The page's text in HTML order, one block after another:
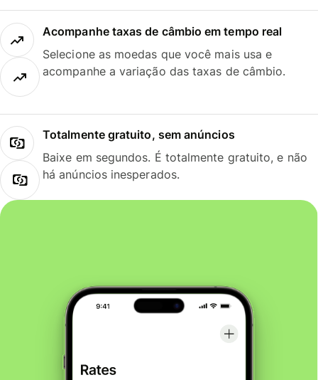
Acompanhe taxas de câmbio em tempo real
Selecione as moedas que você mais usa e
acompanhe a variação das taxas de câmbio.
Totalmente gratuito, sem anúncios
Baixe em segundos. É totalmente gratuito, e não
há anúncios inesperados.